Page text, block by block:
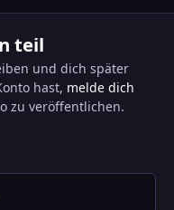
teil
und dich später
hast, melde dich
zu veröffentlichen.